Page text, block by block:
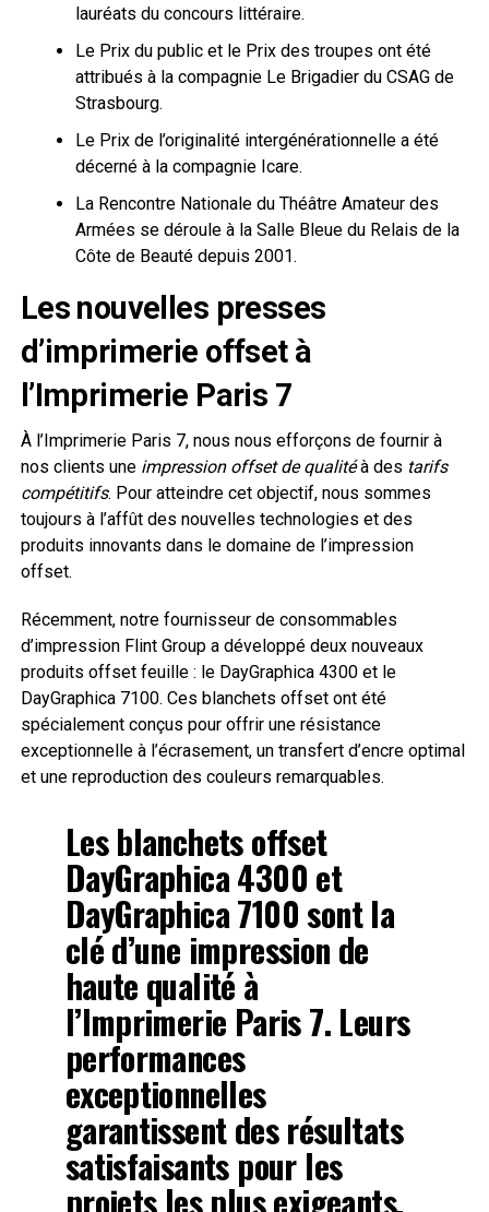
lauréats du concours littéraire.
Le Prix du public et le Prix des troupes ont été
attribués à la compagnie Le Brigadier du CSAG de
Strasbourg.
Le Prix de l’originalité intergénérationnelle a été
décerné à la compagnie Icare.
La Rencontre Nationale du Théâtre Amateur des
Armées se déroule à la Salle Bleue du Relais de la
Côte de Beauté depuis 2001.
Les nouvelles presses
d’imprimerie offset à
l’Imprimerie Paris 7
À l’Imprimerie Paris 7, nous nous efforçons de fournir à
nos clients une impression offset de qualitéà des tarifs
compétitifs. Pour atteindre cet objectif, nous sommes
toujours à l’affût des nouvelles technologies et des
produits innovants dans le domaine de l’impression
offset.
Récemment, notre fournisseur de consommables
d’impression Flint Group a développé deux nouveaux
produits offset feuille : le DayGraphica 4300 et le
DayGraphica 7100. Ces blanchets offset ont été
spécialement conçus pour offrir une résistance
exceptionnelle à l’écrasement, un transfert d’encre optimal
et une reproduction des couleurs remarquables.
Les blanchets offset
DayGraphica 4300 et
DayGraphica 7100 sont la
clé d’une impression de
haute qualité à
l’Imprimerie Paris 7. Leurs
performances
exceptionnelles
garantissent des résultats
satisfaisants pour les
projets les plus exigeants.